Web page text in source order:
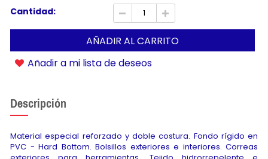
Cantidad:
AÑADIR AL CARRITO
Añadir a mi lista de deseos
Descripción
Material especial reforzado y doble costura. Fondo rígido en
PVC - Hard Bottom. Bolsillos exteriores e interiores. Correas